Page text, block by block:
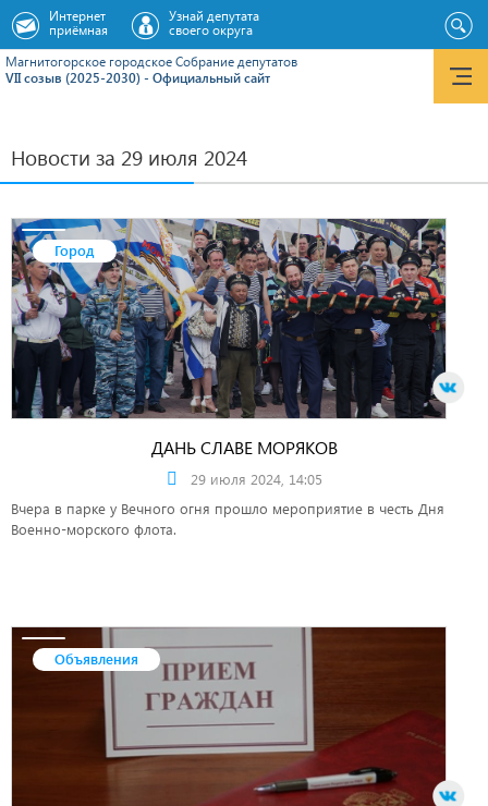
Магнитогорское городское Cобрание депутатов
VII созыв (2025-2030) - Официальный сайт
Интернет
приёмная
Узнай депутата
своего округа
Новости за 29 июля 2024
Город
ДАНЬ СЛАВЕ МОРЯКОВ
29 июля 2024, 14:05
Вчера в парке у Вечного огня прошло мероприятие в честь Дня
Военно-морского флота.
Объявления